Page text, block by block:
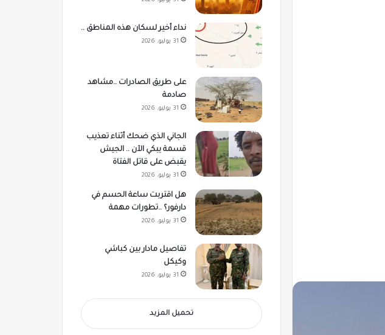
نداء أخير لسكان هذه المناطق ..
31 يوليو، 2026
على طريق الصادرات ..مشاهد
صادمة
31 يوليو، 2026
الجاني الذي ضحك أثناء تعذيب
قسمة يبكي الآن .. الجيش
يقبض على قاتل الفتاة
31 يوليو، 2026
هل اقتربت ساعة الحسم في
دارفور؟ ..تطورات مهمة
31 يوليو، 2026
تفاصيل مادار بين كباشي
وكيكل
31 يوليو، 2026
تحميل المزيد